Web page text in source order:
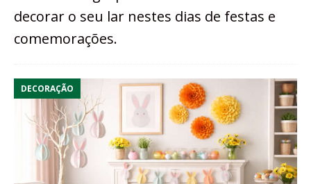
decorar o seu lar nestes dias de festas e
comemorações.
DECORAÇÃO